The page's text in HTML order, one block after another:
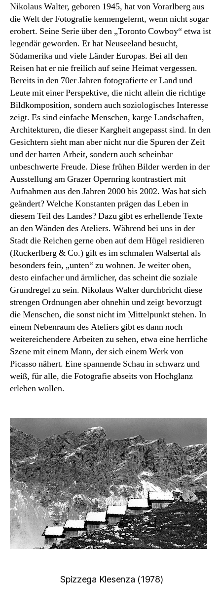
Nikolaus Walter, geboren 1945, hat von Vorarlberg aus
die Welt der Fotografie kennengelernt, wenn nicht sogar
erobert. Seine Serie über den „Toronto Cowboy“ etwa ist
legendär geworden. Er hat Neuseeland besucht,
Südamerika und viele Länder Europas. Bei all den
Reisen hat er nie freilich auf seine Heimat vergessen.
Bereits in den 70er Jahren fotografierte er Land und
Leute mit einer Perspektive, die nicht allein die richtige
Bildkomposition, sondern auch soziologisches Interesse
zeigt. Es sind einfache Menschen, karge Landschaften,
Architekturen, die dieser Kargheit angepasst sind. In den
Gesichtern sieht man aber nicht nur die Spuren der Zeit
und der harten Arbeit, sondern auch scheinbar
unbeschwerte Freude. Diese frühen Bilder werden in der
Ausstellung am Grazer Opernring kontrastiert mit
Aufnahmen aus den Jahren 2000 bis 2002. Was hat sich
geändert? Welche Konstanten prägen das Leben in
diesem Teil des Landes? Dazu gibt es erhellende Texte
an den Wänden des Ateliers. Während bei uns in der
Stadt die Reichen gerne oben auf dem Hügel residieren
(Ruckerlberg & Co.) gilt es im schmalen Walsertal als
besonders fein, „unten“ zu wohnen. Je weiter oben,
desto einfacher und ärmlicher, das scheint die soziale
Grundregel zu sein. Nikolaus Walter durchbricht diese
strengen Ordnungen aber ohnehin und zeigt bevorzugt
die Menschen, die sonst nicht im Mittelpunkt stehen. In
einem Nebenraum des Ateliers gibt es dann noch
weitereichendere Arbeiten zu sehen, etwa eine herrliche
Szene mit einem Mann, der sich einem Werk von
Picasso nähert. Eine spannende Schau in schwarz und
weiß, für alle, die Fotografie abseits von Hochglanz
erleben wollen.
Spizzega Klesenza (1978)